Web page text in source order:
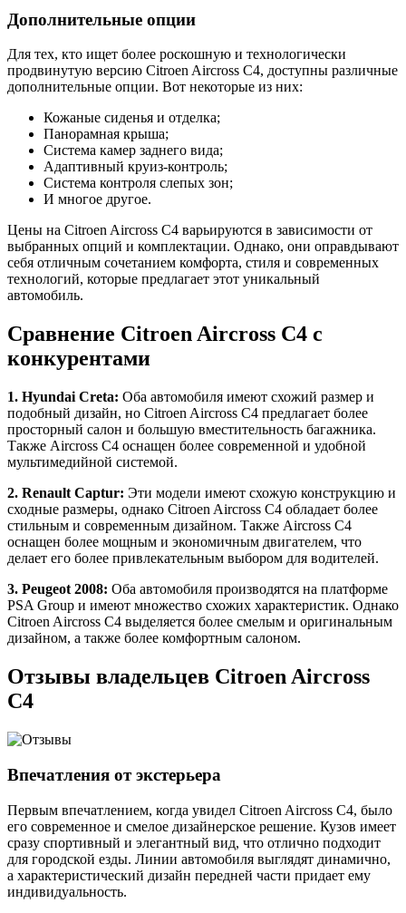
Дополнительные опции
Для тех, кто ищет более роскошную и технологически
продвинутую версию Citroen Aircross C4, доступны различные
дополнительные опции. Вот некоторые из них:
Кожаные сиденья и отделка;
Панорамная крыша;
Система камер заднего вида;
Адаптивный круиз-контроль;
Система контроля слепых зон;
И многое другое.
Цены на Citroen Aircross C4 варьируются в зависимости от
выбранных опций и комплектации. Однако, они оправдывают
себя отличным сочетанием комфорта, стиля и современных
технологий, которые предлагает этот уникальный
автомобиль.
Сравнение Citroen Aircross C4 с
конкурентами
1. Hyundai Creta: Оба автомобиля имеют схожий размер и
подобный дизайн, но Citroen Aircross C4 предлагает более
просторный салон и большую вместительность багажника.
Также Aircross C4 оснащен более современной и удобной
мультимедийной системой.
2. Renault Captur: Эти модели имеют схожую конструкцию и
сходные размеры, однако Citroen Aircross C4 обладает более
стильным и современным дизайном. Также Aircross C4
оснащен более мощным и экономичным двигателем, что
делает его более привлекательным выбором для водителей.
3. Peugeot 2008: Оба автомобиля производятся на платформе
PSA Group и имеют множество схожих характеристик. Однако
Citroen Aircross C4 выделяется более смелым и оригинальным
дизайном, а также более комфортным салоном.
Отзывы владельцев Citroen Aircross
C4
Впечатления от экстерьера
Первым впечатлением, когда увидел Citroen Aircross C4, было
его современное и смелое дизайнерское решение. Кузов имеет
сразу спортивный и элегантный вид, что отлично подходит
для городской езды. Линии автомобиля выглядят динамично,
а характеристический дизайн передней части придает ему
индивидуальность.